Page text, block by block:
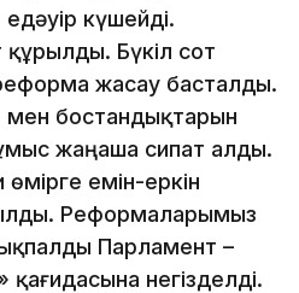
күшейді.
Бүкіл сот
жасау басталды.
бостандықтарын
жаңаша сипат алды.
емін-еркін
Реформаларымыз
Парламент –
қағидасына негізделді.